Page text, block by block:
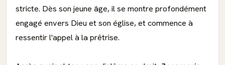
stricte. Dès son jeune âge, il se montre profondément
engagé envers Dieu et son église, et commence à
ressentir l'appel à la prêtrise.